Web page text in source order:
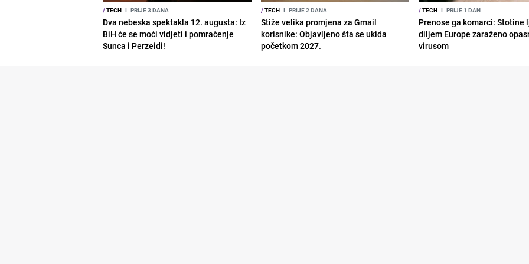
/TECH I PRIJE 3 DANA
Dva nebeska spektakla 12. augusta: Iz
BiH će se moći vidjeti i pomračenje
Sunca i Perzeidi!
/TECH I PRIJE 2 DANA
Stiže velika promjena za Gmail
korisnike: Objavljeno šta se ukida
početkom 2027.
/TECH I PRIJE 1 DAN
Prenose ga komarci: Stotine
diljem Europe zaraženo
virusom